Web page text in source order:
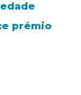
prémio